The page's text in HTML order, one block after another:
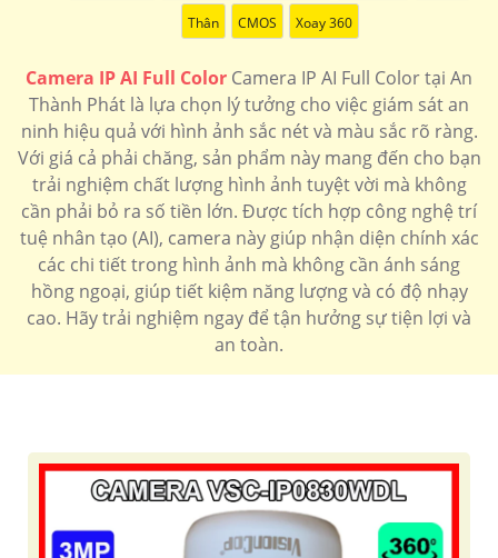
Thân CMOS Xoay 360
Camera IP AI Full Color Camera IP AI Full Color tại An
Thành Phát là lựa chọn lý tưởng cho việc giám sát an
ninh hiệu quả với hình ảnh sắc nét và màu sắc rõ ràng.
Với giá cả phải chăng, sản phẩm này mang đến cho bạn
trải nghiệm chất lượng hình ảnh tuyệt vời mà không
cần phải bỏ ra số tiền lớn. Được tích hợp công nghệ trí
tuệ nhân tạo (AI), camera này giúp nhận diện chính xác
các chi tiết trong hình ảnh mà không cần ánh sáng
hồng ngoại, giúp tiết kiệm năng lượng và có độ nhạy
cao. Hãy trải nghiệm ngay để tận hưởng sự tiện lợi và
an toàn.